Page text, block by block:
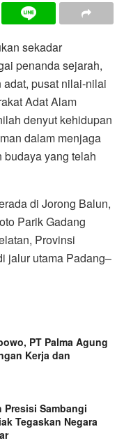
sekadar
penanda sejarah,
pusat nilai-nilai
Adat Alam
denyut kehidupan
dalam menjaga
budaya yang telah
di Jorong Balun,
Parik Gadang
Provinsi
jalur utama Padang–
PT Palma Agung
Kerja dan
Presisi Sambangi
Tegaskan Negara